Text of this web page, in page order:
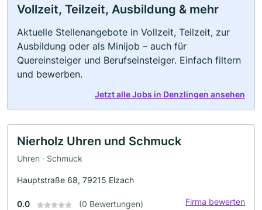
Vollzeit, Teilzeit, Ausbildung & mehr
Aktuelle Stellenangebote in Vollzeit, Teilzeit, zur
Ausbildung oder als Minijob – auch für
Quereinsteiger und Berufseinsteiger. Einfach filtern
und bewerben.
Jetzt alle Jobs in Denzlingen ansehen
Nierholz Uhren und Schmuck
Uhren · Schmuck
Hauptstraße 68, 79215 Elzach
0.0 (0 Bewertungen) Firma bewerten